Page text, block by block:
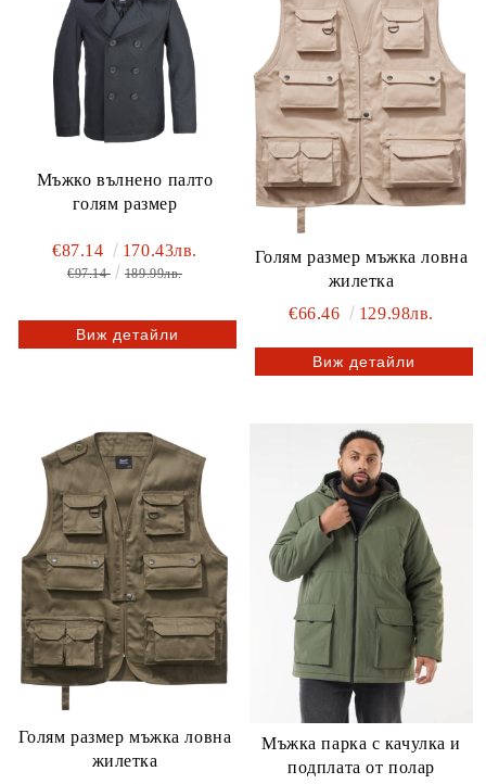
Мъжко вълнено палто
голям размер
€87.14 170.43лв.
€97.14 189.99лв.
Виж детайли
Голям размер мъжка ловна
жилетка
€66.46
129.98лв.
Виж детайли
Голям размер мъжка ловна
жилетка
Мъжка парка с качулка и
подплата от полар